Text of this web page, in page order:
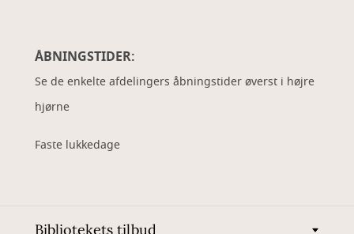
ÅBNINGSTIDER:
Se de enkelte afdelingers åbningstider øverst i højre
hjørne
Faste lukkedage
Bibliotekets tilbud